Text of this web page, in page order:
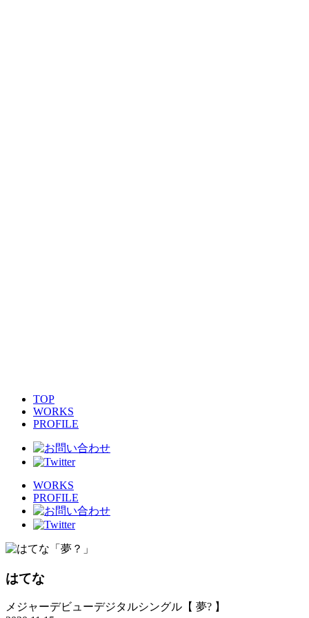
TOP
WORKS
PROFILE
WORKS
PROFILE
はてな
メジャーデビューデジタルシングル【 夢? 】